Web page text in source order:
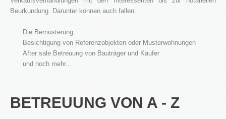
Beurkundung. Darunter können auch fallen:
Die Bemusterung
Besichtigung von Referenzobjekten oder Musterwohnungen
After sale Betreuung von Bauträger und Käufer
und noch mehr...
BETREUUNG VON A - Z